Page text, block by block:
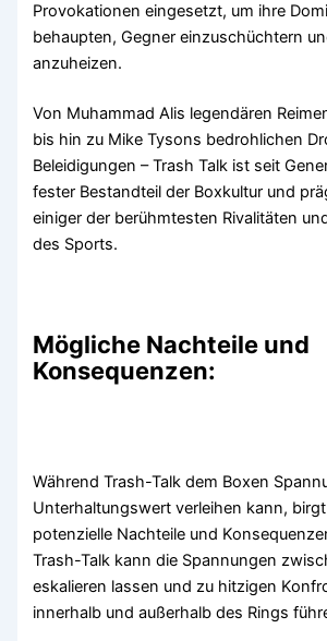
Provokationen eingesetzt, um ihre
behaupten, Gegner einzuschüchtern
anzuheizen.
Von Muhammad Alis legendären
bis hin zu Mike Tysons bedrohlichen
Beleidigungen – Trash Talk ist seit
fester Bestandteil der Boxkultur und
einiger der berühmtesten Rivalitäten
des Sports.
Mögliche Nachteile und
Konsequenzen:
Während Trash-Talk dem Boxen
Unterhaltungswert verleihen kann,
potenzielle Nachteile und
Trash-Talk kann die Spannungen
eskalieren lassen und zu hitzigen
innerhalb und außerhalb des Rings